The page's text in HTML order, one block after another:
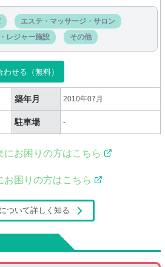
エステ・マッサージ・サロン
レジャー施設 その他
せる（無料）
築年月 2010年07月
駐車場 -
にお困りの方はこちら
お困りの方はこちら
ついて詳しく知る